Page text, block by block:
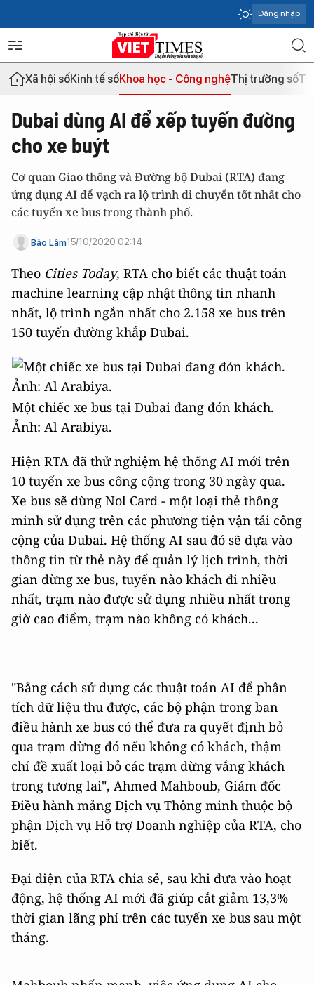
Đăng nhập
Xã hội sốKinh tế sốKhoa học - Công nghệThị trường số
Dubai dùng AI để xếp tuyến đường
cho xe buýt
Cơ quan Giao thông và Đường bộ Dubai (RTA) đang
ứng dụng AI để vạch ra lộ trình di chuyển tốt nhất cho
các tuyến xe bus trong thành phố.
Bảo Lâm15/10/2020 02:14
Theo Cities Today, RTA cho biết các thuật toán
machine learning cập nhật thông tin nhanh
nhất, lộ trình ngắn nhất cho 2.158 xe bus trên
150 tuyến đường khắp Dubai.
Một chiếc xe bus tại Dubai đang đón khách.
Ảnh: Al Arabiya.
Hiện RTA đã thử nghiệm hệ thống AI mới trên
10 tuyến xe bus công cộng trong 30 ngày qua.
Xe bus sẽ dùng Nol Card - một loại thẻ thông
minh sử dụng trên các phương tiện vận tải công
cộng của Dubai. Hệ thống AI sau đó sẽ dựa vào
thông tin từ thẻ này để quản lý lịch trình, thời
gian dừng xe bus, tuyến nào khách đi nhiều
nhất, trạm nào được sử dụng nhiều nhất trong
giờ cao điểm, trạm nào không có khách...
"Bằng cách sử dụng các thuật toán AI để phân
tích dữ liệu thu được, các bộ phận trong ban
điều hành xe bus có thể đưa ra quyết định bỏ
qua trạm dừng đó nếu không có khách, thậm
chí đề xuất loại bỏ các trạm dừng vắng khách
trong tương lai", Ahmed Mahboub, Giám đốc
Điều hành mảng Dịch vụ Thông minh thuộc bộ
phận Dịch vụ Hỗ trợ Doanh nghiệp của RTA, cho
biết.
Đại diện của RTA chia sẻ, sau khi đưa vào hoạt
động, hệ thống AI mới đã giúp cắt giảm 13,3%
thời gian lãng phí trên các tuyến xe bus sau một
tháng.